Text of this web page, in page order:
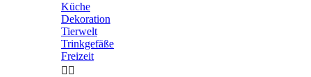
Küche
Dekoration
Tierwelt
Trinkgefäße
Freizeit
 